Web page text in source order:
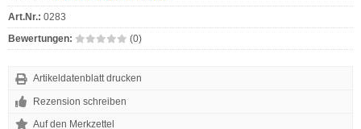
Art.Nr.: 0283
Bewertungen:
(0)
Artikeldatenblatt drucken
Rezension schreiben